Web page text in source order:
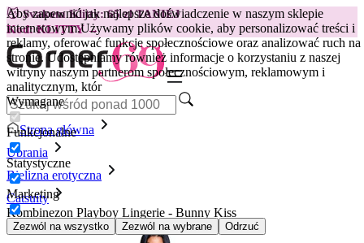
Aby zapewnić jak najlepsze doświadczenie w naszym sklepie
internetowym.Używamy plików cookie, aby personalizować treści i
reklamy, oferować funkcje społecznościowe oraz analizować ruch na
stronie. Udostępniamy również informacje o korzystaniu z naszej
witryny naszym partnerom społecznościowym, reklamowym i
analitycznym, któr
Wymagane
Funkcjonalne
Statystyczne
Marketing
Zezwól na wszystko Zezwól na wybrane Odrzuć
😽Svakom Klitty: 65 zł TANIEJ
Kod: KLITTY →
Strona główna
Ubrania
Bielizna erotyczna
Catsuity
Kombinezon Playboy Lingerie - Bunny Kiss